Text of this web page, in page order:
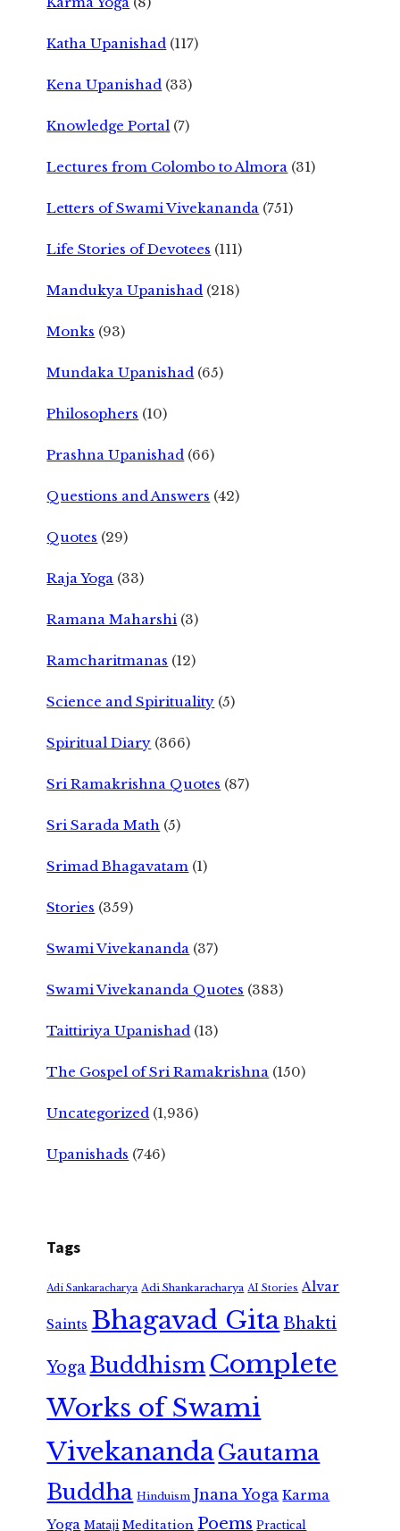
Katha Upanishad (117)
Kena Upanishad (33)
Knowledge Portal (7)
Lectures from Colombo to Almora (31)
Letters of Swami Vivekananda (751)
Life Stories of Devotees (111)
Mandukya Upanishad (218)
Monks (93)
Mundaka Upanishad (65)
Philosophers (10)
Prashna Upanishad (66)
Questions and Answers (42)
Quotes (29)
Raja Yoga (33)
Ramana Maharshi (3)
Ramcharitmanas (12)
Science and Spirituality (5)
Spiritual Diary (366)
Sri Ramakrishna Quotes (87)
Sri Sarada Math (5)
Srimad Bhagavatam (1)
Stories (359)
Swami Vivekananda (37)
Swami Vivekananda Quotes (383)
Taittiriya Upanishad (13)
The Gospel of Sri Ramakrishna (150)
Uncategorized (1,936)
Upanishads (746)
Tags
Adi Sankaracharya Adi Shankaracharya AI Stories Alvar
Saints Bhagavad GitaBhakti
Yoga Buddhism Complete
Works of Swami
VivekanandaGautama
Buddha Hinduism Jnana Yoga Karma
Yoga Mataji Meditation Poems Practical